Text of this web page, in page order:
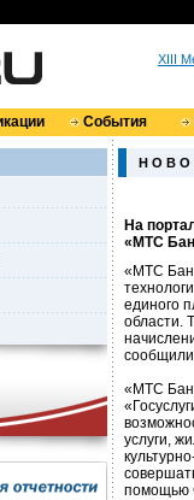
XIII
События
Н О В О
На
«МТС
«МТС
единого
области.
«МТС
услуги,
помощью